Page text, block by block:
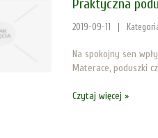
Praktyczna
2019-09-11
Na spokojny sen
Materace, poduszki
Czytaj więcej »